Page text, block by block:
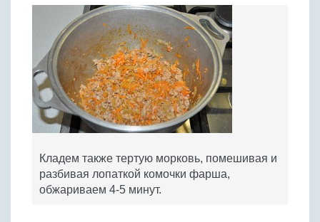
Кладем также тертую морковь, помешивая и
разбивая лопаткой комочки фарша,
обжариваем 4-5 минут.